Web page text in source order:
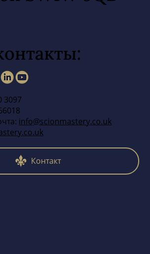
3097
info@scionmastery.co.uk
Контакт